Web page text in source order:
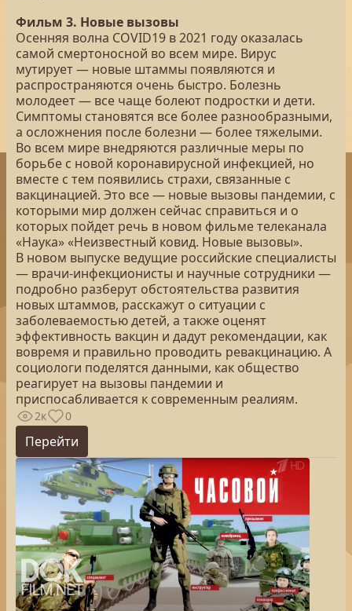
Фильм 3. Новые вызовы
Осенняя волна COVID19 в 2021 году оказалась
самой смертоносной во всем мире. Вирус
мутирует — новые штаммы появляются и
распространяются очень быстро. Болезнь
молодеет — все чаще болеют подростки и дети.
Симптомы становятся все более разнообразными,
а осложнения после болезни — более тяжелыми.
Во всем мире внедряются различные меры по
борьбе с новой коронавирусной инфекцией, но
вместе с тем появились страхи, связанные с
вакцинацией. Это все — новые вызовы пандемии, с
которыми мир должен сейчас справиться и о
которых пойдет речь в новом фильме телеканала
«Наука» «Неизвестный ковид. Новые вызовы».
В новом выпуске ведущие российские специалисты
— врачи-инфекционисты и научные сотрудники —
подробно разберут обстоятельства развития
новых штаммов, расскажут о ситуации с
заболеваемостью детей, а также оценят
эффективность вакцин и дадут рекомендации, как
вовремя и правильно проводить ревакцинацию. А
социологи поделятся данными, как общество
реагирует на вызовы пандемии и
приспосабливается к современным реалиям.
2к 0
Перейти